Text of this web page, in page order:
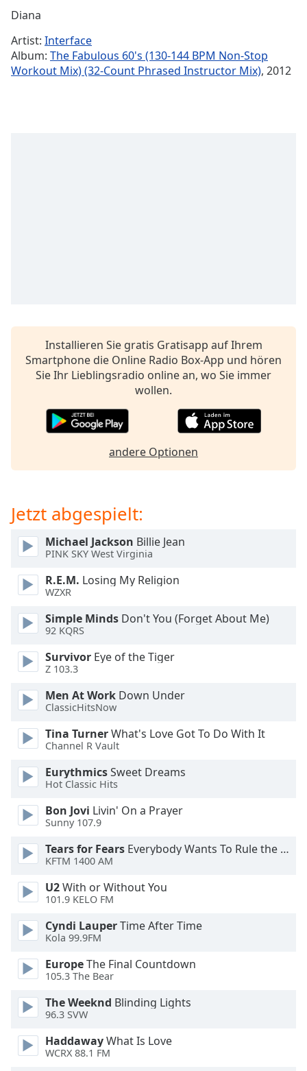
Remaining
1x
settings
dialog
subtitles
selected
Picture-
Fullscreen
This
window.
Beginning
window.
Escape
cancel
close
window.
Color
Opacity
Background
Color
Opacity
Caption
Area
Background
Color
Diana
Artist: Interface
Album: The Fabulous 60's (130-144 BPM Non-Stop
Workout Mix) (32-Count Phrased Instructor Mix), 2012
Installieren Sie gratis Gratisapp auf Ihrem
Smartphone die Online Radio Box-App und hören
Sie Ihr Lieblingsradio online an, wo Sie immer
wollen.
andere Optionen
Jetzt abgespielt:
Michael Jackson Billie Jean
PINK SKY West Virginia
R.E.M. Losing My Religion
WZXR
Simple Minds Don't You (Forget About Me)
92 KQRS
Survivor Eye of the Tiger
Z 103.3
Men At Work Down Under
ClassicHitsNow
Tina TurnerWhat's Love Got To Do With It
Channel R Vault
EurythmicsSweet Dreams
Hot Classic Hits
Bon Jovi Livin' On a Prayer
Sunny 107.9
Tears for Fears Everybody Wants To Rule the World
KFTM 1400 AM
U2With or Without You
101.9 KELO FM
Cyndi LauperTime After Time
Kola 99.9FM
EuropeThe Final Countdown
105.3 The Bear
The Weeknd Blinding Lights
96.3 SVW
HaddawayWhat Is Love
WCRX 88.1 FM